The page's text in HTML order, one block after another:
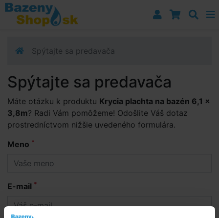
Prejsť k navigácii
Prejsť na obsah
Prejsť k bočnému stĺpci
Spýtajte sa predavača
Spýtajte sa predavača
Máte otázku k produktu Krycia plachta na bazén 6,1 x
3,8m? Radi Vám pomôžeme! Odošlite Váš dotaz
prostredníctvom nižšie uvedeného formulára.
Meno *
E-mail *